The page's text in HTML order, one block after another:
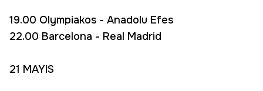
19.00 Olympiakos - Anadolu Efes
22.00 Barcelona - Real Madrid
21 MAYIS